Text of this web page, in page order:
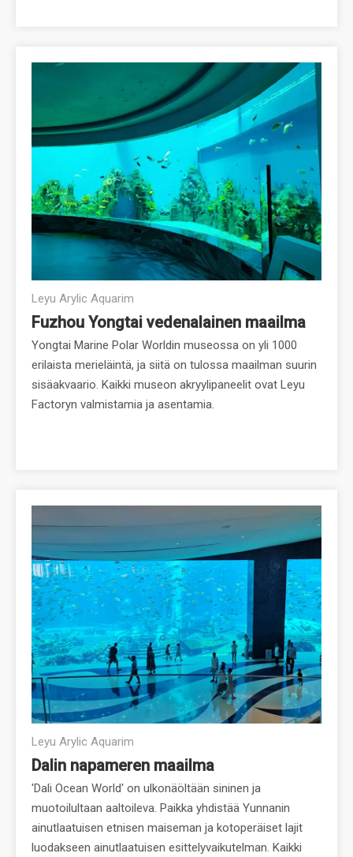
Leyu Arylic Aquarim
Fuzhou Yongtai vedenalainen maailma
Yongtai Marine Polar Worldin museossa on yli 1000
erilaista merieläintä, ja siitä on tulossa maailman suurin
sisäakvaario. Kaikki museon akryylipaneelit ovat Leyu
Factoryn valmistamia ja asentamia.
Leyu Arylic Aquarim
Dalin napameren maailma
'Dali Ocean World' on ulkonäöltään sininen ja
muotoilultaan aaltoileva. Paikka yhdistää Yunnanin
ainutlaatuisen etnisen maiseman ja kotoperäiset lajit
luodakseen ainutlaatuisen esittelyvaikutelman. Kaikki